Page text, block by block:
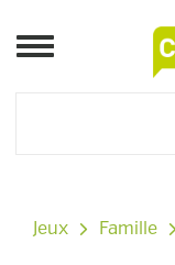
Menu
Jeux Famille